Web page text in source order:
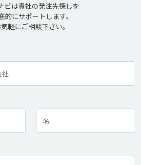
ビは貴社の発注先探しを
的にサポートします。
軽にご相談下さい。